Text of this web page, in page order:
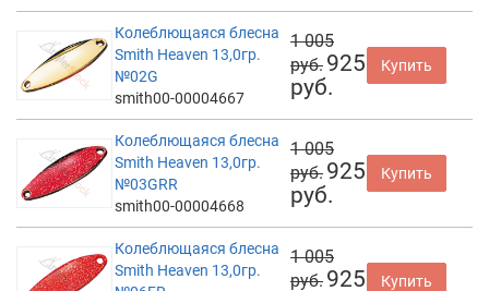
Колеблющаяся блесна
Smith Heaven 13,0гр.
№02G
smith00-00004667
1 005
руб. 925
руб.
Купить
Колеблющаяся блесна
Smith Heaven 13,0гр.
№03GRR
smith00-00004668
1 005
руб. 925
руб.
Купить
Колеблющаяся блесна
Smith Heaven 13,0гр.
1 005
руб. 925
Купить